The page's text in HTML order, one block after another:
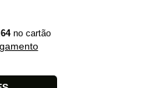
no cartão